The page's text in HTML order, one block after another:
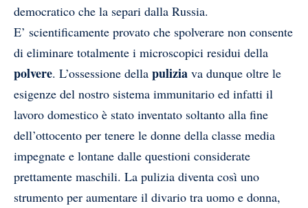
democratico che la separi dalla Russia.
E’ scientificamente provato che spolverare non consente
di eliminare totalmente i microscopici residui della
polvere. L’ossessione della pulizia va dunque oltre le
esigenze del nostro sistema immunitario ed infatti il
lavoro domestico è stato inventato soltanto alla fine
dell’ottocento per tenere le donne della classe media
impegnate e lontane dalle questioni considerate
prettamente maschili. La pulizia diventa così uno
strumento per aumentare il divario tra uomo e donna,